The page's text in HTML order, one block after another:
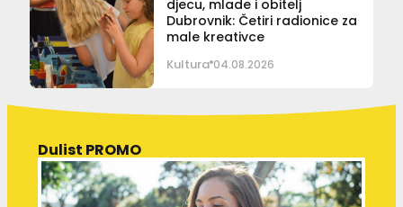
djecu, mlade i obitelj
Dubrovnik: Četiri radionice za
male kreativce
Kultura 04.08.2026
Dulist PROMO